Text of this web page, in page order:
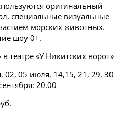
оригинальный
специальные визуальные
морских животных.
шоу 0+.
театре «У Никитских ворот»
02, 05 июля, 14,15, 21, 29, 30
20.00